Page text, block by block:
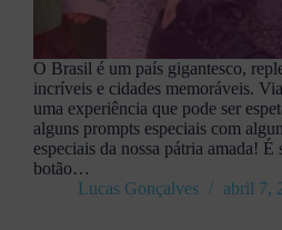
O Brasil é um país gigantesco,
incríveis e cidades memoráveis.
uma experiência que pode ser
alguns prompts especiais com
especiais da nossa pátria amada! É
botão…
Lucas Gonçalves
abril 7,